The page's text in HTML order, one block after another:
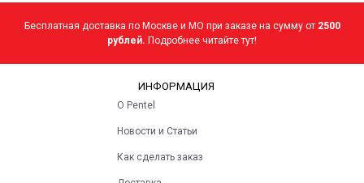
Бесплатная доставка по Москве и МО при заказе на сумму от 2500
рублей. Подробнее читайте тут!
ИНФОРМАЦИЯ
О Pentel
Новости и Статьи
Как сделать заказ